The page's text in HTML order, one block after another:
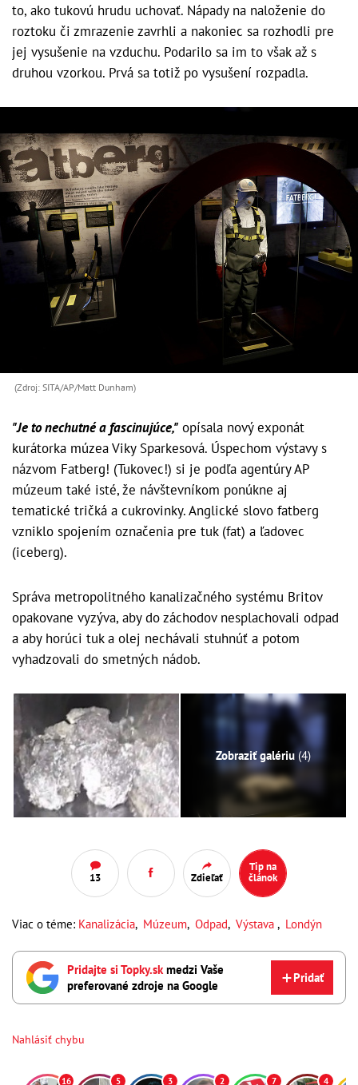
to, ako tukovú hrudu uchovať. Nápady na naloženie do
roztoku či zmrazenie zavrhli a nakoniec sa rozhodli pre
jej vysušenie na vzduchu. Podarilo sa im to však až s
druhou vzorkou. Prvá sa totiž po vysušení rozpadla.
(Zdroj: SITA/AP/Matt Dunham)
"Je to nechutné a fascinujúce," opísala nový exponát
kurátorka múzea Viky Sparkesová. Úspechom výstavy s
názvom Fatberg! (Tukovec!) si je podľa agentúry AP
múzeum také isté, že návštevníkom ponúkne aj
tematické tričká a cukrovinky. Anglické slovo fatberg
vzniklo spojením označenia pre tuk (fat) a ľadovec
(iceberg).
Správa metropolitného kanalizačného systému Britov
opakovane vyzýva, aby do záchodov nesplachovali odpad
a aby horúci tuk a olej nechávali stuhnúť a potom
vyhadzovali do smetných nádob.
Zobraziť galériu (4)
13 Zdieľať
Tip na
článok
Viac o téme: Kanalizácia, Múzeum, Odpad, Výstava , Londýn
Pridajte si Topky.sk medzi Vaše
preferované zdroje na Google
Pridať
Nahlásiť chybu
16 5 3 2 7 4